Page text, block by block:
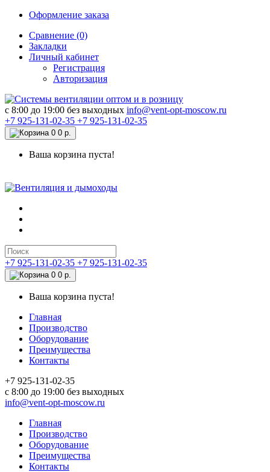
Оформление заказа
Сравнение (0)
Закладки
Личный кабинет
Регистрация
Авторизация
c 8:00 до 19:00 без выходных info@vent-opt-moscow.ru
+7 925-131-02-35 +7 925-131-02-35
0 0 р.
Ваша корзина пуста!
+7 925-131-02-35 +7 925-131-02-35
0 0 р.
Ваша корзина пуста!
Главная
Производство
Оборудование
Преимущества
Контакты
+7 925-131-02-35
c 8:00 до 19:00 без выходных
info@vent-opt-moscow.ru
Главная
Производство
Оборудование
Преимущества
Контакты